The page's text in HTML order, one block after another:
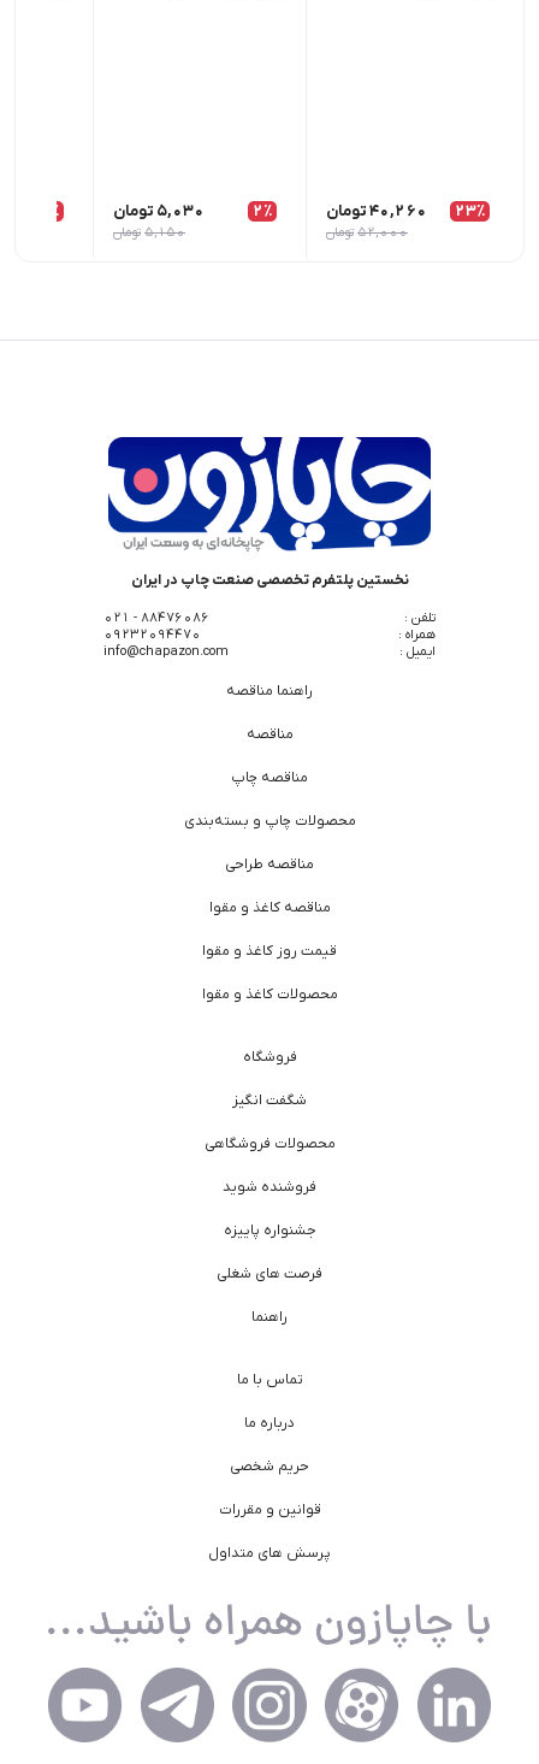
23٪ 40,260تومان
52,000 تومان
2٪ 5,030 تومان
5,150 تومان
1٪
نخستین پلتفرم تخصصی صنعت چاپ در ایران
تلفن :
88476086 - 021
همراه :
09232094470
ایمیل :
info@chapazon.com
راهنما مناقصه
مناقصه
مناقصه چاپ
محصولات چاپ و بسته‌بندی
مناقصه طراحی
مناقصه کاغذ و مقوا
قیمت روز کاغذ و مقوا
محصولات کاغذ و مقوا
فروشگاه
شگفت انگیز
محصولات فروشگاهی
فروشنده شوید
جشنواره پاییزه
فرصت های شغلی
راهنما
تماس با ما
درباره ما
حریم شخصی
قوانین و مقررات
پرسش های متداول